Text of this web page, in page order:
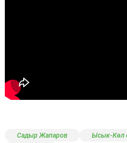
Садыр Жапаров
Ысык-Көл